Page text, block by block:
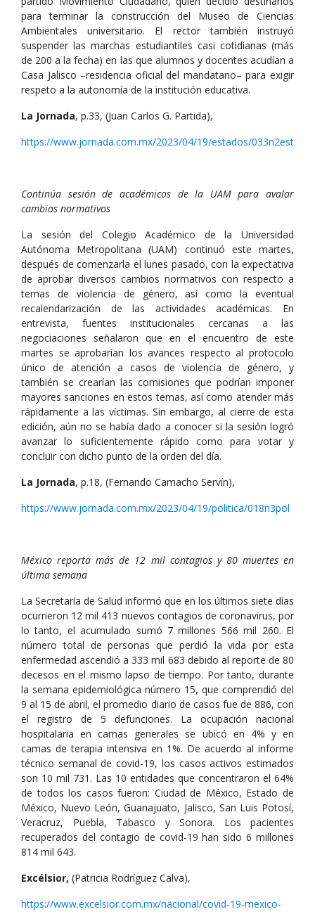
para terminar la construcción del Museo de Ciencias
Ambientales universitario. El rector también instruyó
suspender las marchas estudiantiles casi cotidianas (más
de 200 a la fecha) en las que alumnos y docentes acudían a
Casa Jalisco –residencia oficial del mandatario– para exigir
respeto a la autonomía de la institución educativa.
La Jornada, p.33, (Juan Carlos G. Partida),
https://www.jornada.com.mx/2023/04/19/estados/033n2est
Continúa sesión de académicos de la UAM para avalar
cambios normativos
La sesión del Colegio Académico de la Universidad
Autónoma Metropolitana (UAM) continuó este martes,
después de comenzarla el lunes pasado, con la expectativa
de aprobar diversos cambios normativos con respecto a
temas de violencia de género, así como la eventual
recalendarización de las actividades académicas. En
entrevista, fuentes institucionales cercanas a las
negociaciones señalaron que en el encuentro de este
martes se aprobarían los avances respecto al protocolo
único de atención a casos de violencia de género, y
también se crearían las comisiones que podrían imponer
mayores sanciones en estos temas, así como atender más
rápidamente a las víctimas. Sin embargo, al cierre de esta
edición, aún no se había dado a conocer si la sesión logró
avanzar lo suficientemente rápido como para votar y
concluir con dicho punto de la orden del día.
La Jornada, p.18, (Fernando Camacho Servín),
https://www.jornada.com.mx/2023/04/19/politica/018n3pol
México reporta más de 12 mil contagios y 80 muertes en
última semana
La Secretaría de Salud informó que en los últimos siete días
ocurrieron 12 mil 413 nuevos contagios de coronavirus, por
lo tanto, el acumulado sumó 7 millones 566 mil 260. El
número total de personas que perdió la vida por esta
enfermedad ascendió a 333 mil 683 debido al reporte de 80
decesos en el mismo lapso de tiempo. Por tanto, durante
la semana epidemiológica número 15, que comprendió del
9 al 15 de abril, el promedio diario de casos fue de 886, con
el registro de 5 defunciones. La ocupación nacional
hospitalaria en camas generales se ubicó en 4% y en
camas de terapia intensiva en 1%. De acuerdo al informe
técnico semanal de covid-19, los casos activos estimados
son 10 mil 731. Las 10 entidades que concentraron el 64%
de todos los casos fueron: Ciudad de México, Estado de
México, Nuevo León, Guanajuato, Jalisco, San Luis Potosí,
Veracruz, Puebla, Tabasco y Sonora. Los pacientes
recuperados del contagio de covid-19 han sido 6 millones
814 mil 643.
Excélsior, (Patricia Rodríguez Calva),
https://www.excelsior.com.mx/nacional/covid-19-mexico-